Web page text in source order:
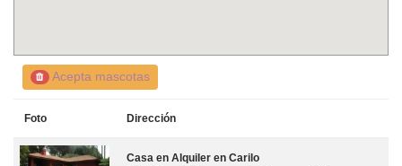
Acepta mascotas
Foto Dirección
Casa en Alquiler en Carilo